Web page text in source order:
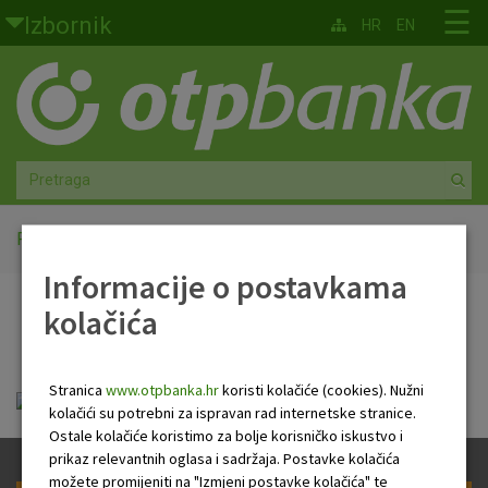
Skoči na glavni sadržaj
Izbornik
Građani
Privatno bankarstvo
Agro
Mala poduzeća i obrtnici
Srednja i velika poduzeća
Faktoring
O nama
☰
HR EN
Početna
Terminski plan
terminski_plan.pdf
Informacije o postavkama
kolačića
Stranica www.otpbanka.hrkoristi kolačiće (cookies). Nužni
kolačići su potrebni za ispravan rad internetske stranice.
Ostale kolačiće koristimo za bolje korisničko iskustvo i
prikaz relevantnih oglasa i sadržaja. Postavke kolačića
možete promijeniti na "Izmjeni postavke kolačića" te